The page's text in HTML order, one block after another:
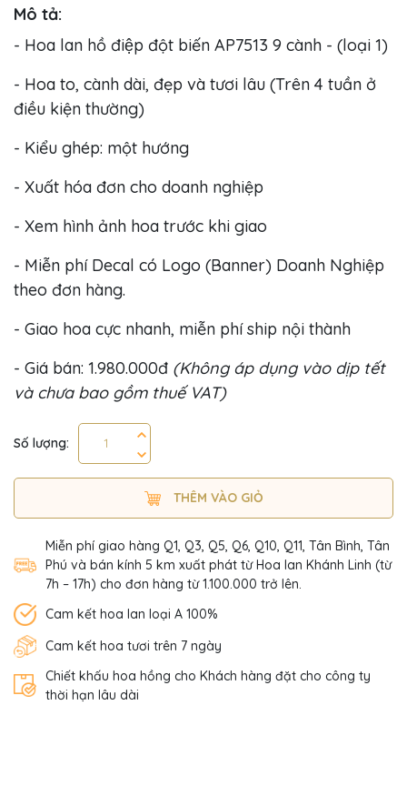
Mô tả:
- Hoa lan hồ điệp đột biến AP7513 9 cành - (loại 1)
- Hoa to, cành dài, đẹp và tươi lâu (Trên 4 tuần ở
điều kiện thường)
- Kiểu ghép: một hướng
- Xuất hóa đơn cho doanh nghiệp
- Xem hình ảnh hoa trước khi giao
- Miễn phí Decal có Logo (Banner) Doanh Nghiệp
theo đơn hàng.
- Giao hoa cực nhanh, miễn phí ship nội thành
- Giá bán: 1.980.000đ (Không áp dụng vào dịp tết
và chưa bao gồm thuế VAT)
Số lượng:
THÊM VÀO GIỎ
Miễn phí giao hàng Q1, Q3, Q5, Q6, Q10, Q11, Tân Bình, Tân
Phú và bán kính 5 km xuất phát từ Hoa lan Khánh Linh (từ
7h – 17h) cho đơn hàng từ 1.100.000 trở lên.
Cam kết hoa lan loại A 100%
Cam kết hoa tươi trên 7 ngày
Chiết khấu hoa hồng cho Khách hàng đặt cho công ty
thời hạn lâu dài